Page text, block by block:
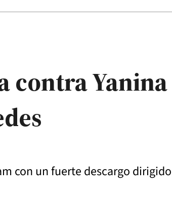
contra
con un fuerte descargo